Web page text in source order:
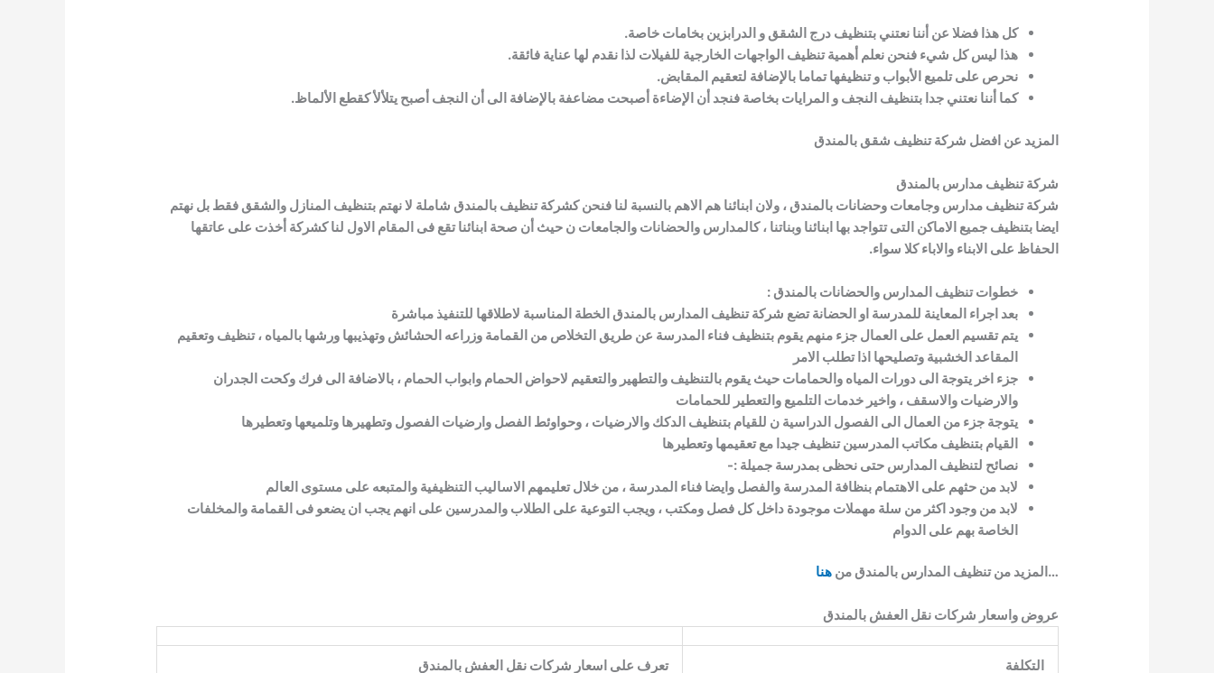
كل هذا فضلا عن أننا نعتني بتنظيف درج الشقق و الدرابزين بخامات خاصة.
هذا ليس كل شيء فنحن نعلم أهمية تنظيف الواجهات الخارجية للفيلات لذا نقدم لها عناية فائقة.
نحرص على تلميع الأبواب و تنظيفها تماما بالإضافة لتعقيم المقابض.
كما أننا نعتني جدا بتنظيف النجف و المرايات بخاصة فنجد أن الإضاءة أصبحت مضاعفة بالإضافة الى أن النجف أصبح يتلألأ كقطع الألماظ.
المزيد عن افضل شركة تنظيف شقق بالمندق
شركة تنظيف مدارس بالمندق
شركة تنظيف مدارس وجامعات وحضانات بالمندق ، ولان ابنائنا هم الاهم بالنسبة لنا فنحن كشركة تنظيف بالمندق شاملة لا نهتم بتنظيف المنازل والشقق فقط بل نهتم
ايضا بتنظيف جميع الاماكن التى تتواجد بها ابنائنا وبناتنا ،كالمدارس والحضانات والجامعات ن حيث أن صحة ابنائنا تقع فى المقام الاول لنا كشركة أخذت على عاتقها
الحفاظ على الابناء والاباء كلا سواء.
خطوات تنظيف المدارس والحضانات بالمندق :
بعد اجراء المعاينة للمدرسة او الحضانة تضع شركة تنظيف المدارس بالمندق الخطة المناسبة لاطلاقها للتنفيذ مباشرة
يتم تقسيم العمل على العمال جزء منهم يقوم بتنظيف فناء المدرسة عن طريق التخلاص من القمامة وزراعه الحشائش وتهذيبها ورشها بالمياه ، تنظيف وتعقيم
المقاعد الخشبية وتصليحها اذا تطلب الامر
جزء اخر يتوجة الى دورات المياه والحمامات حيث يقوم بالتنظيف والتطهير والتعقيم لاحواض الحمام وابواب الحمام ، بالاضافة الى فرك وكحت الجدران
والارضيات والاسقف ، واخير خدمات التلميع والتعطير للحمامات
يتوجة جزء من العمال الى الفصول الدراسية ن للقيام بتنظيف الدكك والارضيات ، وحواوئط الفصل وارضيات الفصول وتطهيرها وتلميعها وتعطيرها
القيام بتنظيف مكاتب المدرسين تنظيف جيدا مع تعقيمها وتعطيرها
نصائح لتنظيف المدارس حتى نحظى بمدرسة جميلة :-
لابد من حثهم على الاهتمام بنظافة المدرسة والفصل وايضا فناء المدرسة ، من خلال تعليمهم الاساليب التنظيفية والمتبعه على مستوى العالم
لابد من وجود اكثر من سلة مهملات موجودة داخل كل فصل ومكتب ، ويجب التوعية على الطلاب والمدرسين على انهم يجب ان يضعو فى القمامة والمخلفات
الخاصة بهم على الدوام
…المزيد من تنظيف المدارس بالمندق من هنا
عروض واسعار شركات نقل العفش بالمندق
التكلفة تعرف على اسعار شركات نقل العفش بالمندق